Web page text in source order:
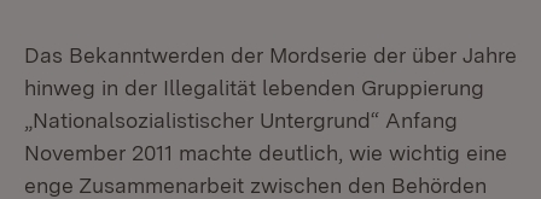
Das Bekanntwerden der Mordserie der über Jahre
hinweg in der Illegalität lebenden Gruppierung
„Nationalsozialistischer Untergrund“ Anfang
November 2011 machte deutlich, wie wichtig eine
enge Zusammenarbeit zwischen den Behörden